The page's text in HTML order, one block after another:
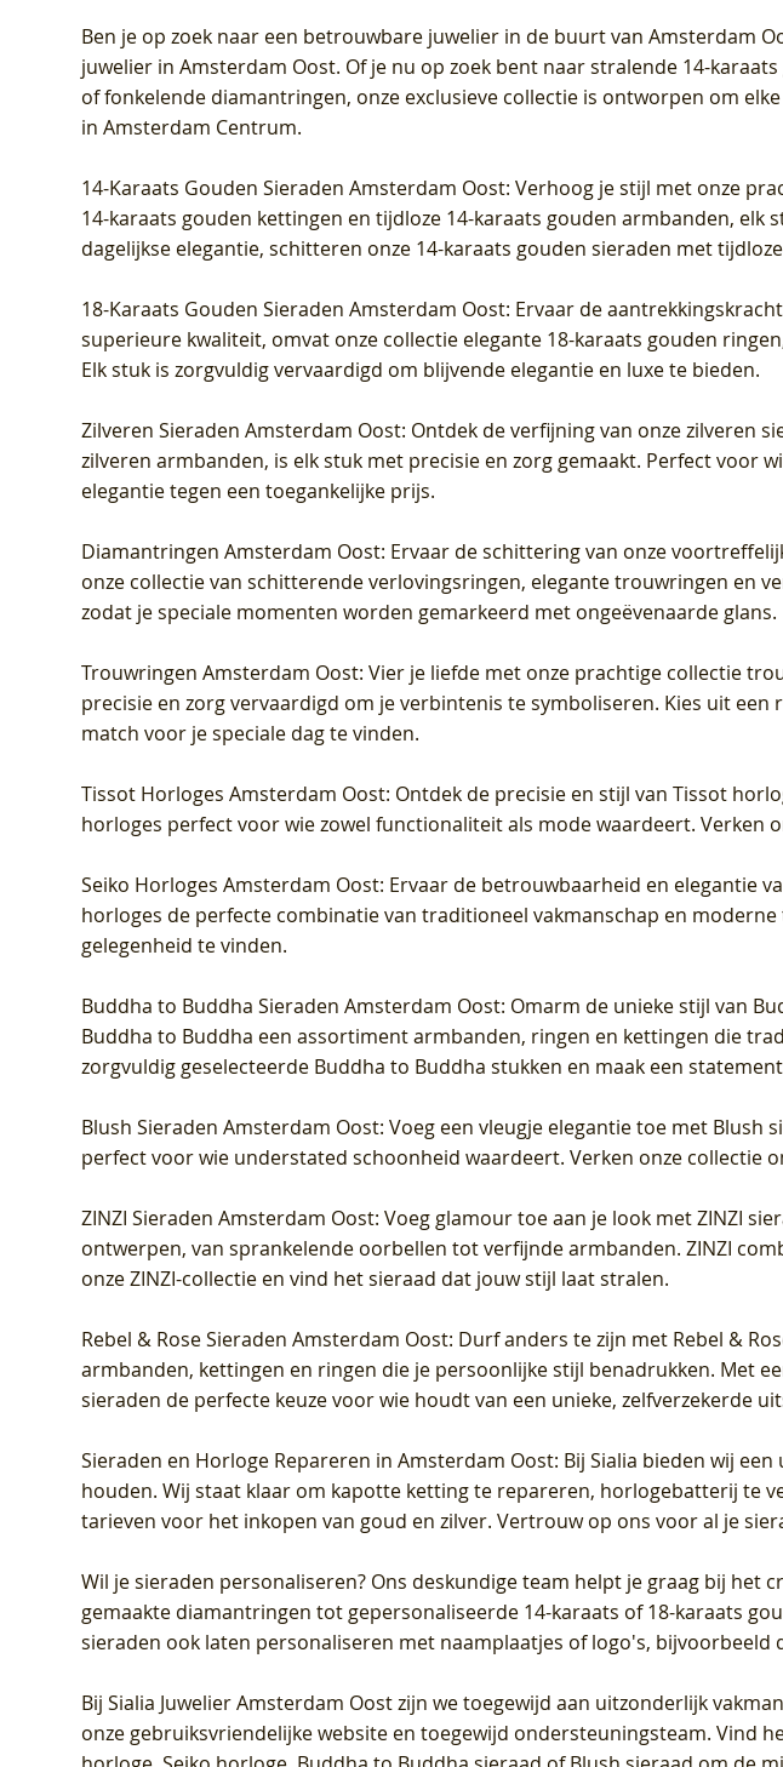
Blush Lab Diamonds Oorhangers
LG9006Y/S - Geelgoud (14k) met Lab
grown Diamant
Blush Lab Diamonds Oorhangers
LG9007Y/S - Geelgoud (14k) met
grown Diamant
Blush Lab Diamonds Collier LG3019Y
– Geelgoud (14k) met Lab grown
Diamant
Blush Lab Diamonds Ring LG1042Y
Geelgoud (14k) met Lab grown
Diamant
Blush Lab Diamonds Ring LG1031Y -
Geelgoud (14k) met Lab grown
Diamant
Blush Lab Diamonds Ring LG1044Y
Geelgoud (14k) met Lab grown
Diamant
Ben je op zoek naar een betrouwbare juwelier in de buurt van Amsterdam
juwelier in Amsterdam Oost. Of je nu op zoek bent naar stralende 14-
of fonkelende diamantringen, onze exclusieve collectie is ontworpen om
in Amsterdam Centrum.
14-Karaats Gouden Sieraden Amsterdam Oost: Verhoog je stijl met onze
14-karaats gouden kettingen en tijdloze 14-karaats gouden armbanden,
dagelijkse elegantie, schitteren onze 14-karaats gouden sieraden met
18-Karaats Gouden Sieraden Amsterdam Oost: Ervaar de
superieure kwaliteit, omvat onze collectie elegante 18-karaats gouden
Elk stuk is zorgvuldig vervaardigd om blijvende elegantie en luxe te bieden.
Zilveren Sieraden Amsterdam Oost: Ontdek de verfijning van onze zilveren
zilveren armbanden, is elk stuk met precisie en zorg gemaakt. Perfect voor
elegantie tegen een toegankelijke prijs.
Diamantringen Amsterdam Oost: Ervaar de schittering van onze
onze collectie van schitterende verlovingsringen, elegante trouwringen en
zodat je speciale momenten worden gemarkeerd met ongeëvenaarde glans.
Trouwringen Amsterdam Oost: Vier je liefde met onze prachtige collectie
precisie en zorg vervaardigd om je verbintenis te symboliseren. Kies uit
match voor je speciale dag te vinden.
Tissot Horloges Amsterdam Oost: Ontdek de precisie en stijl van Tissot
horloges perfect voor wie zowel functionaliteit als mode waardeert. Verken
Seiko Horloges Amsterdam Oost: Ervaar de betrouwbaarheid en elegantie
horloges de perfecte combinatie van traditioneel vakmanschap en
gelegenheid te vinden.
Buddha to Buddha Sieraden Amsterdam Oost: Omarm de unieke stijl van
Buddha to Buddha een assortiment armbanden, ringen en kettingen die
zorgvuldig geselecteerde Buddha to Buddha stukken en maak een
Blush Sieraden Amsterdam Oost: Voeg een vleugje elegantie toe met
perfect voor wie understated schoonheid waardeert. Verken onze collectie
ZINZI Sieraden Amsterdam Oost: Voeg glamour toe aan je look met ZINZI
ontwerpen, van sprankelende oorbellen tot verfijnde armbanden. ZINZI
onze ZINZI-collectie en vind het sieraad dat jouw stijl laat stralen.
Rebel & Rose Sieraden Amsterdam Oost: Durf anders te zijn met Rebel &
armbanden, kettingen en ringen die je persoonlijke stijl benadrukken. Met
sieraden de perfecte keuze voor wie houdt van een unieke, zelfverzekerde
Sieraden en Horloge Repareren in Amsterdam Oost: Bij Sialia bieden wij
houden. Wij staat klaar om kapotte ketting te repareren, horlogebatterij te
tarieven voor het inkopen van goud en zilver. Vertrouw op ons voor al je
Wil je sieraden personaliseren? Ons deskundige team helpt je graag bij het
gemaakte diamantringen tot gepersonaliseerde 14-karaats of 18-karaats
sieraden ook laten personaliseren met naamplaatjes of logo's, bijvoorbeeld
BijSialia Juwelier Amsterdam Oostzijn we toegewijd aan uitzonderlijk
onze gebruiksvriendelijke website en toegewijd ondersteuningsteam. Vind